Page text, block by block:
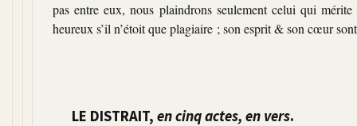
pas entre eux, nous plaindrons seulement celui qui
heureux s’il n’étoit que plagiaire ; son esprit & son cœur
LE DISTRAIT, en cinq actes, en vers.